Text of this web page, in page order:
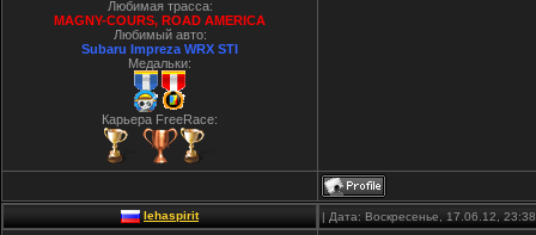
Любимая трасса:
MAGNY-COURS, ROAD AMERICA
Любимый авто:
Subaru Impreza WRX STI
Медальки:
Карьера FreeRace:
lehaspirit | Дата: Воскресенье, 17.06.12,